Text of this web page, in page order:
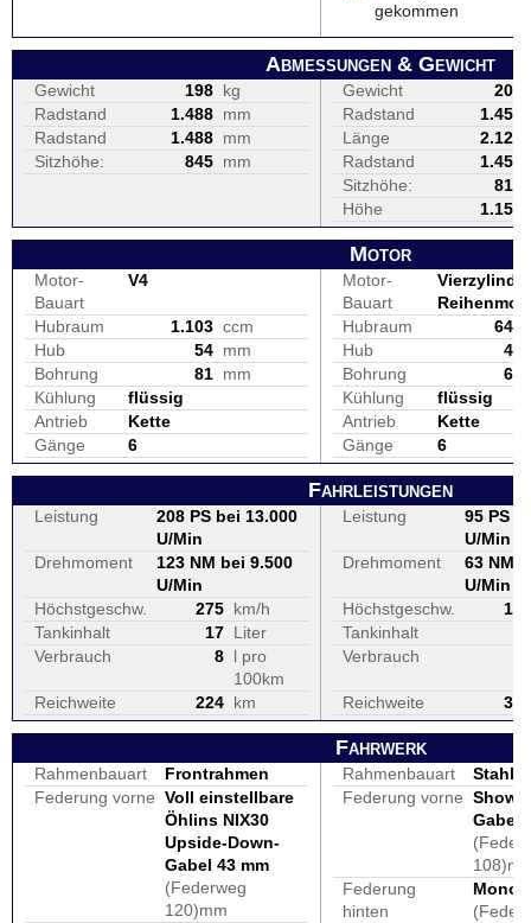
gekommen
Abmessungen & Gewicht
Gewicht 198 kg
Radstand
1.488 mm
Radstand
1.488 mm
Sitzhöhe:
845 mm
Gewicht
208
Radstand
1.450
Länge
2.120
Radstand
1.450
Sitzhöhe:
810
Höhe
1.150
Motor
Motor-
Bauart
V4
Hubraum 1.103 ccm
Hub
54 mm
Bohrung
81 mm
Kühlung
flüssig
Antrieb
Kette
Gänge
6
Motor-
Bauart
Hubraum
649
Hub
46
Bohrung
67
Kühlung
flüssig
Antrieb
Kette
Gänge
6
Fahrleistungen
Leistung
208 PS bei 13.000
U/Min
Drehmoment
123 NM bei 9.500
U/Min
Höchstgeschw.
275 km/h
Tankinhalt
17 Liter
Verbrauch
8 l pro
100km
Reichweite
224 km
Leistung
95 PS
U/Min
Drehmoment
63 NM
U/Min
Höchstgeschw.
197
Tankinhalt
Verbrauch
Reichweite 314
Fahrwerk
Rahmenbauart
Frontrahmen
Federung vorne Voll einstellbare
Öhlins NIX30
Upside-Down-
Gabel 43 mm
(Federweg
120)mm
Rahmenbauart
Federung vorne Showa
Gabel
Federung
hinten